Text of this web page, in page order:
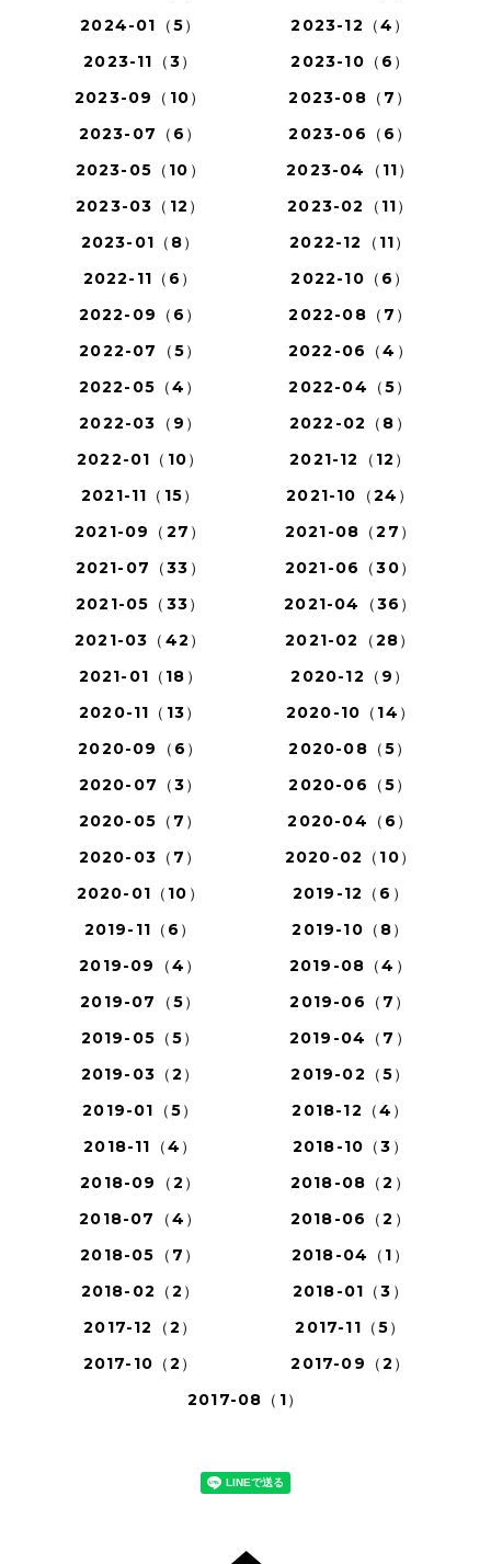
2024-01（5）
2023-12（4）
2023-11（3）
2023-10（6）
2023-09（10）
2023-08（7）
2023-07（6）
2023-06（6）
2023-05（10）
2023-04（11）
2023-03（12）
2023-02（11）
2023-01（8）
2022-12（11）
2022-11（6）
2022-10（6）
2022-09（6）
2022-08（7）
2022-07（5）
2022-06（4）
2022-05（4）
2022-04（5）
2022-03（9）
2022-02（8）
2022-01（10）
2021-12（12）
2021-11（15）
2021-10（24）
2021-09（27）
2021-08（27）
2021-07（33）
2021-06（30）
2021-05（33）
2021-04（36）
2021-03（42）
2021-02（28）
2021-01（18）
2020-12（9）
2020-11（13）
2020-10（14）
2020-09（6）
2020-08（5）
2020-07（3）
2020-06（5）
2020-05（7）
2020-04（6）
2020-03（7）
2020-02（10）
2020-01（10）
2019-12（6）
2019-11（6）
2019-10（8）
2019-09（4）
2019-08（4）
2019-07（5）
2019-06（7）
2019-05（5）
2019-04（7）
2019-03（2）
2019-02（5）
2019-01（5）
2018-12（4）
2018-11（4）
2018-10（3）
2018-09（2）
2018-08（2）
2018-07（4）
2018-06（2）
2018-05（7）
2018-04（1）
2018-02（2）
2018-01（3）
2017-12（2）
2017-11（5）
2017-10（2）
2017-09（2）
2017-08（1）